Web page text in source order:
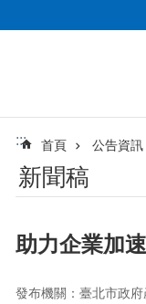
::: 首頁 公告資訊
新聞稿
助力企業加
發布機關：臺北市政